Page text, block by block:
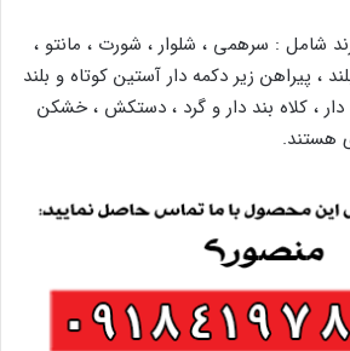
شامل : سرهمی ، شلوار ، شورت ، مانتو ،
، پیراهن زیر دکمه دار آستین کوتاه و بلند
دار ، کلاه بند دار و گرد ، دستکش ، خشکن
هستند.